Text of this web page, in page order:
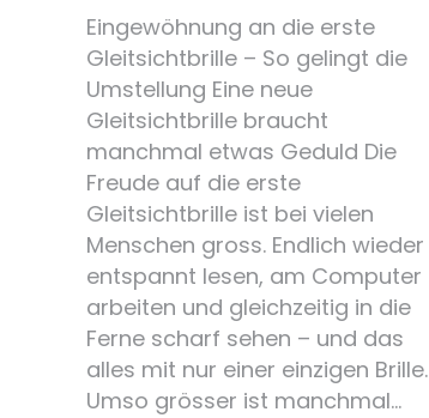
Eingewöhnung an die erste
Gleitsichtbrille – So gelingt die
Umstellung Eine neue
Gleitsichtbrille braucht
manchmal etwas Geduld Die
Freude auf die erste
Gleitsichtbrille ist bei vielen
Menschen gross. Endlich wieder
entspannt lesen, am Computer
arbeiten und gleichzeitig in die
Ferne scharf sehen – und das
alles mit nur einer einzigen Brille.
Umso grösser ist manchmal…